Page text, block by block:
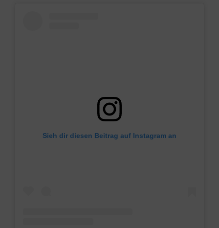
Sieh dir diesen Beitrag auf Instagram an